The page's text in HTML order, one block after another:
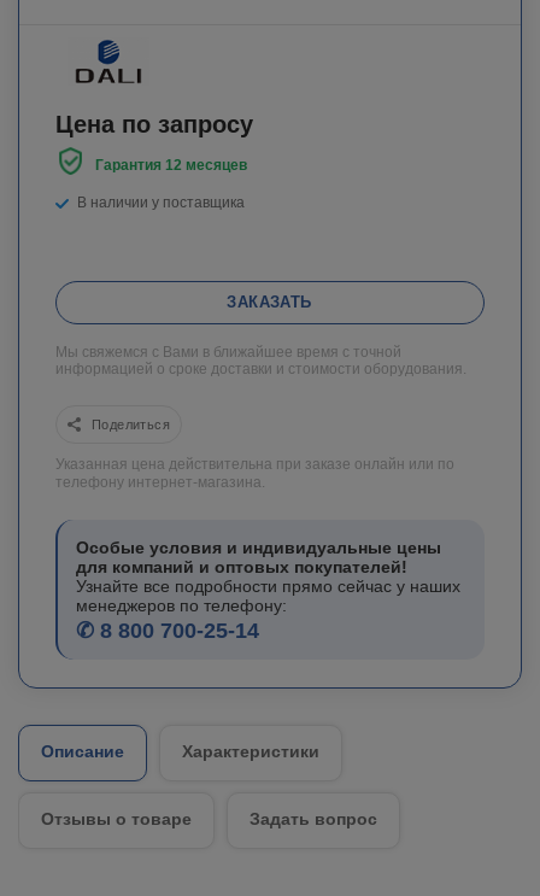
Цена по запросу
Гарантия 12 месяцев
В наличии у поставщика
ЗАКАЗАТЬ
Мы свяжемся с Вами в ближайшее время с точной
информацией о сроке доставки и стоимости оборудования.
Поделиться
Указанная цена действительна при заказе онлайн или по
телефону интернет-магазина.
Особые условия и индивидуальные цены
для компаний и оптовых покупателей!
Узнайте все подробности прямо сейчас у наших
менеджеров по телефону:
✆ 8 800 700-25-14
Описание Характеристики
Отзывы о товаре Задать вопрос